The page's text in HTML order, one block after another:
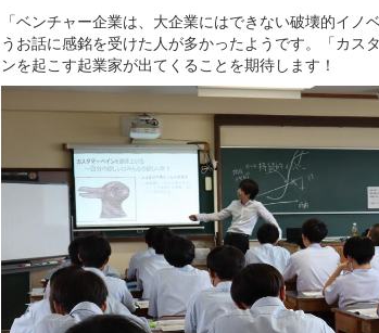
「ベンチャー企業は、大企業にはできない破壊的イ
うお話に感銘を受けた人が多かったようです。「カス
ンを起こす起業家が出てくることを期待します！